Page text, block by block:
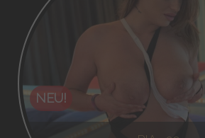
NEU!